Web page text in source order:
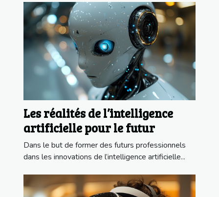
Les réalités de l’intelligence
artificielle pour le futur
Dans le but de former des futurs professionnels
dans les innovations de l’intelligence artificielle...